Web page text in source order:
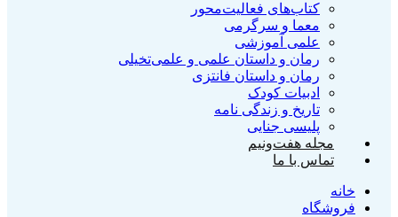
کتاب‌‌های فعالیت‌محور
معما و سرگرمی
علمی آموزشی
رمان و داستان علمی و علمی‌تخیلی
رمان و داستان فانتزی
ادبیات کودک
تاریخ و زندگی نامه
پلیسی جنایی
مجله هفت‌و‌نیم
تماس با ما
خانه
فروشگاه